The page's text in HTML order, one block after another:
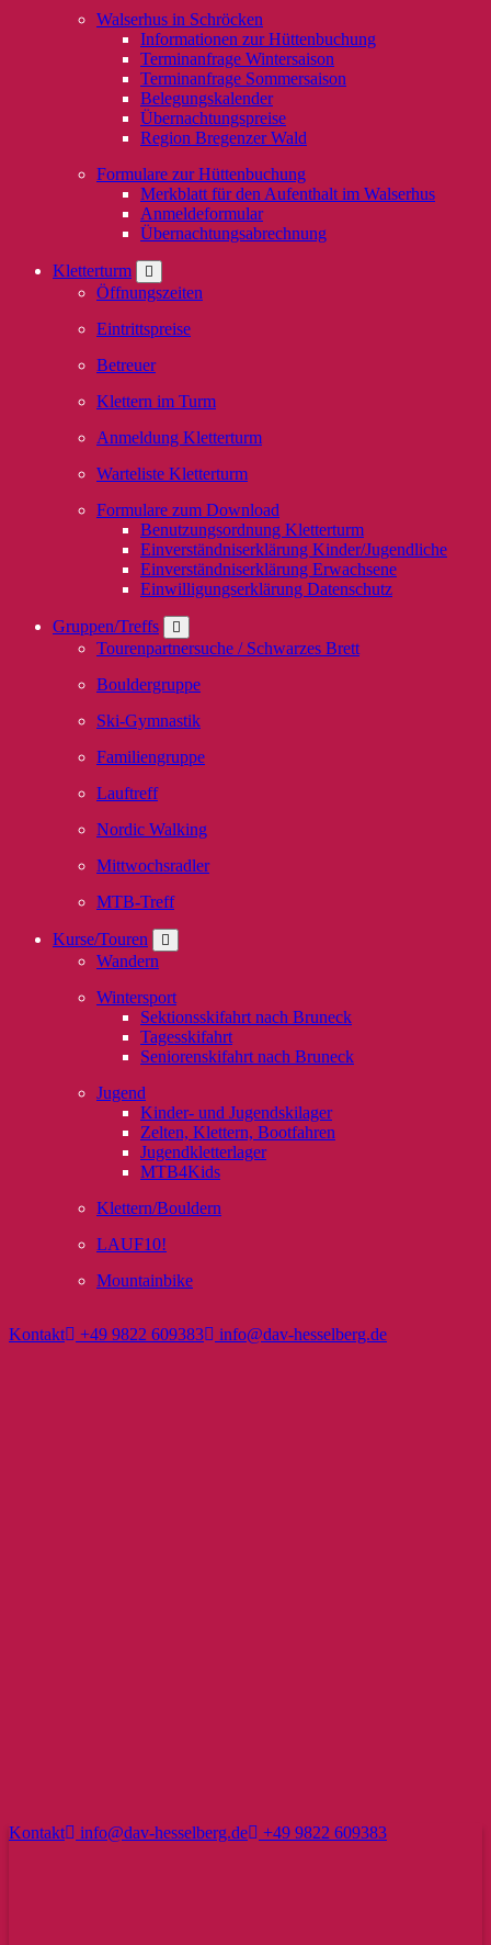
Walserhus in Schröcken
Informationen zur Hüttenbuchung
Terminanfrage Wintersaison
Terminanfrage Sommersaison
Belegungskalender
Übernachtungspreise
Region Bregenzer Wald
Formulare zur Hüttenbuchung
Merkblatt für den Aufenthalt im Walserhus
Anmeldeformular
Übernachtungsabrechnung
Kletterturm
Öffnungszeiten
Eintrittspreise
Betreuer
Klettern im Turm
Anmeldung Kletterturm
Warteliste Kletterturm
Formulare zum Download
Benutzungsordnung Kletterturm
Einverständniserklärung Kinder/Jugendliche
Einverständniserklärung Erwachsene
Einwilligungserklärung Datenschutz
Gruppen/Treffs
Tourenpartnersuche / Schwarzes Brett
Bouldergruppe
Ski-Gymnastik
Familiengruppe
Lauftreff
Nordic Walking
Mittwochsradler
MTB-Treff
Kurse/Touren
Wandern
Wintersport
Sektionsskifahrt nach Bruneck
Tagesskifahrt
Seniorenskifahrt nach Bruneck
Jugend
Kinder- und Jugendskilager
Zelten, Klettern, Bootfahren
Jugendkletterlager
MTB4Kids
Klettern/Bouldern
LAUF10!
Mountainbike
Kontakt +49 9822 609383 info@dav-hesselberg.de
Kontakt info@dav-hesselberg.de +49 9822 609383